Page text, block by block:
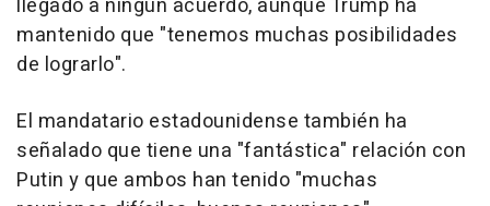
mantenido que "tenemos muchas posibilidades
de lograrlo".
El mandatario estadounidense también ha
señalado que tiene una "fantástica" relación con
Putin y que ambos han tenido "muchas